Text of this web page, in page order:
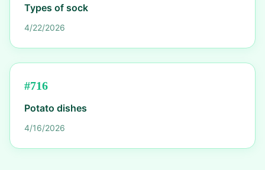
Types of sock
4/22/2026
#716
Potato dishes
4/16/2026